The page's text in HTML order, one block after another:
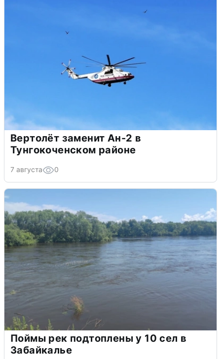
Вертолёт заменит Ан-2 в
Тунгокоченском районе
7 августа 0
Поймы рек подтоплены у 10 сел в
Забайкалье